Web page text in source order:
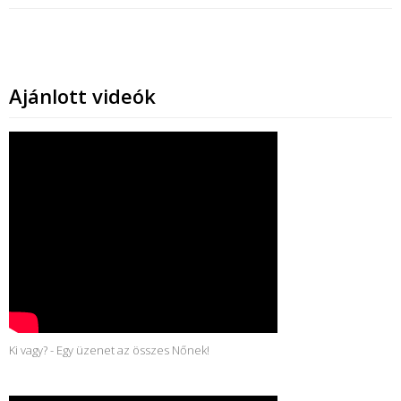
Ajánlott videók
Ki vagy? - Egy üzenet az összes Nőnek!